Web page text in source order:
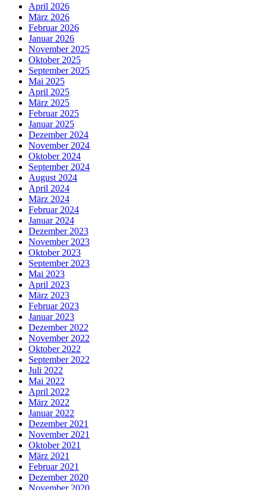
April 2026
März 2026
Februar 2026
Januar 2026
November 2025
Oktober 2025
September 2025
Mai 2025
April 2025
März 2025
Februar 2025
Januar 2025
Dezember 2024
November 2024
Oktober 2024
September 2024
August 2024
April 2024
März 2024
Februar 2024
Januar 2024
Dezember 2023
November 2023
Oktober 2023
September 2023
Mai 2023
April 2023
März 2023
Februar 2023
Januar 2023
Dezember 2022
November 2022
Oktober 2022
September 2022
Juli 2022
Mai 2022
April 2022
März 2022
Januar 2022
Dezember 2021
November 2021
Oktober 2021
März 2021
Februar 2021
Dezember 2020
November 2020